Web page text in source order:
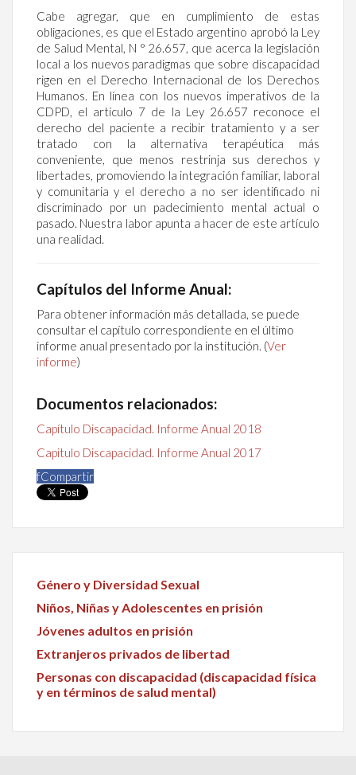
Cabe agregar, que en cumplimiento de estas
obligaciones, es que el Estado argentino aprobó la Ley
de Salud Mental, N ° 26.657, que acerca la legislación
local a los nuevos paradigmas que sobre discapacidad
rigen en el Derecho Internacional de los Derechos
Humanos. En línea con los nuevos imperativos de la
CDPD, el artículo 7 de la Ley 26.657 reconoce el
derecho del paciente a recibir tratamiento y a ser
tratado con la alternativa terapéutica más
conveniente, que menos restrinja sus derechos y
libertades, promoviendo la integración familiar, laboral
y comunitaria y el derecho a no ser identificado ni
discriminado por un padecimiento mental actual o
pasado. Nuestra labor apunta a hacer de este artículo
una realidad.
Capítulos del Informe Anual:
Para obtener información más detallada, se puede
consultar el capítulo correspondiente en el último
informe anual presentado por la institución. (Ver
informe)
Documentos relacionados:
Capítulo Discapacidad. Informe Anual 2018
Capitulo Discapacidad. Informe Anual 2017
fCompartir
Género y Diversidad Sexual
Niños, Niñas y Adolescentes en prisión
Jóvenes adultos en prisión
Extranjeros privados de libertad
Personas con discapacidad (discapacidad física
y en términos de salud mental)